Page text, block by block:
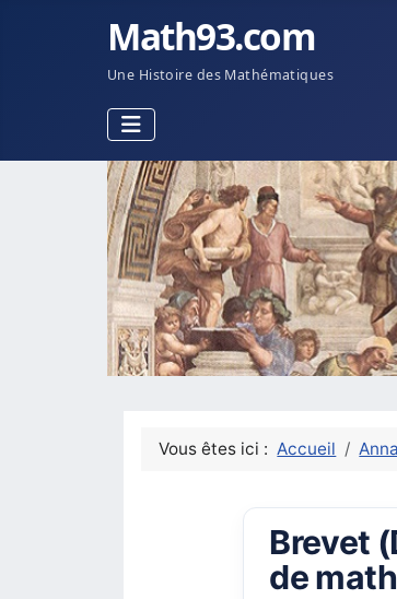
Math93.com
Une Histoire des Mathématiques
Vous êtes ici :Accueil
Brevet
de